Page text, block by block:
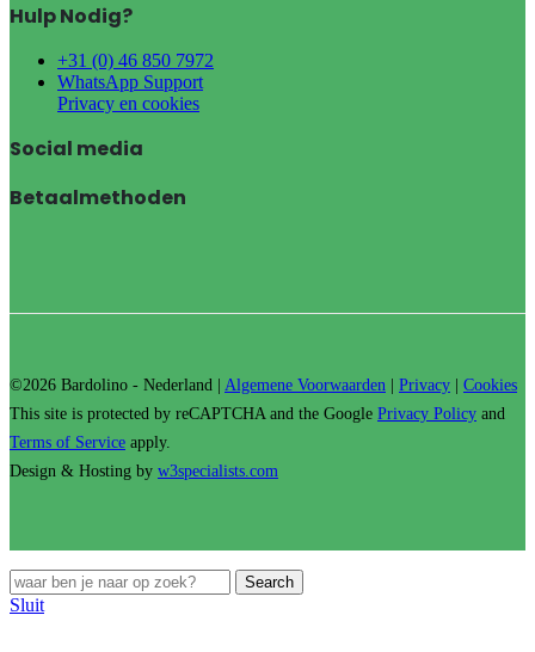
Hulp Nodig?
+31 (0) 46 850 7972
WhatsApp Support
Privacy en cookies
Social media
Betaalmethoden
©2026 Bardolino - Nederland | Algemene Voorwaarden | Privacy | Cookies
This site is protected by reCAPTCHA and the Google Privacy Policy and
Terms of Service apply.
Design & Hosting by w3specialists.com
Search
Sluit